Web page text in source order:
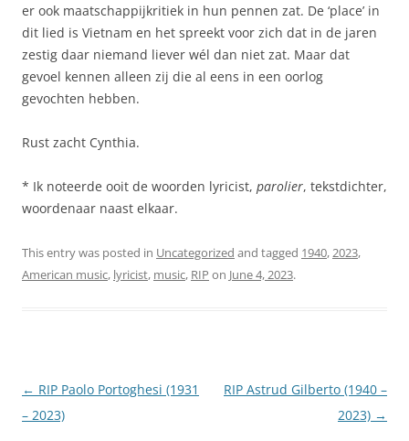
er ook maatschappijkritiek in hun pennen zat. De ‘place’ in
dit lied is Vietnam en het spreekt voor zich dat in de jaren
zestig daar niemand liever wél dan niet zat. Maar dat
gevoel kennen alleen zij die al eens in een oorlog
gevochten hebben.
Rust zacht Cynthia.
* Ik noteerde ooit de woorden lyricist, parolier, tekstdichter,
woordenaar naast elkaar.
This entry was posted in Uncategorized and tagged 1940,2023,
American music, lyricist, music, RIP on June 4, 2023.
Post
navigation
← RIP Paolo Portoghesi (1931
– 2023)
RIP Astrud Gilberto (1940 –
2023) →